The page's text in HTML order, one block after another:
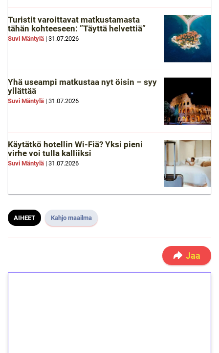
Turistit varoittavat matkustamasta
tähän kohteeseen: ”Täyttä helvettiä”
Suvi Mäntylä | 31.07.2026
Yhä useampi matkustaa nyt öisin – syy
yllättää
Suvi Mäntylä | 31.07.2026
Käytätkö hotellin Wi-Fiä? Yksi pieni
virhe voi tulla kalliiksi
Suvi Mäntylä | 31.07.2026
AIHEET Kahjo maailma
Jaa